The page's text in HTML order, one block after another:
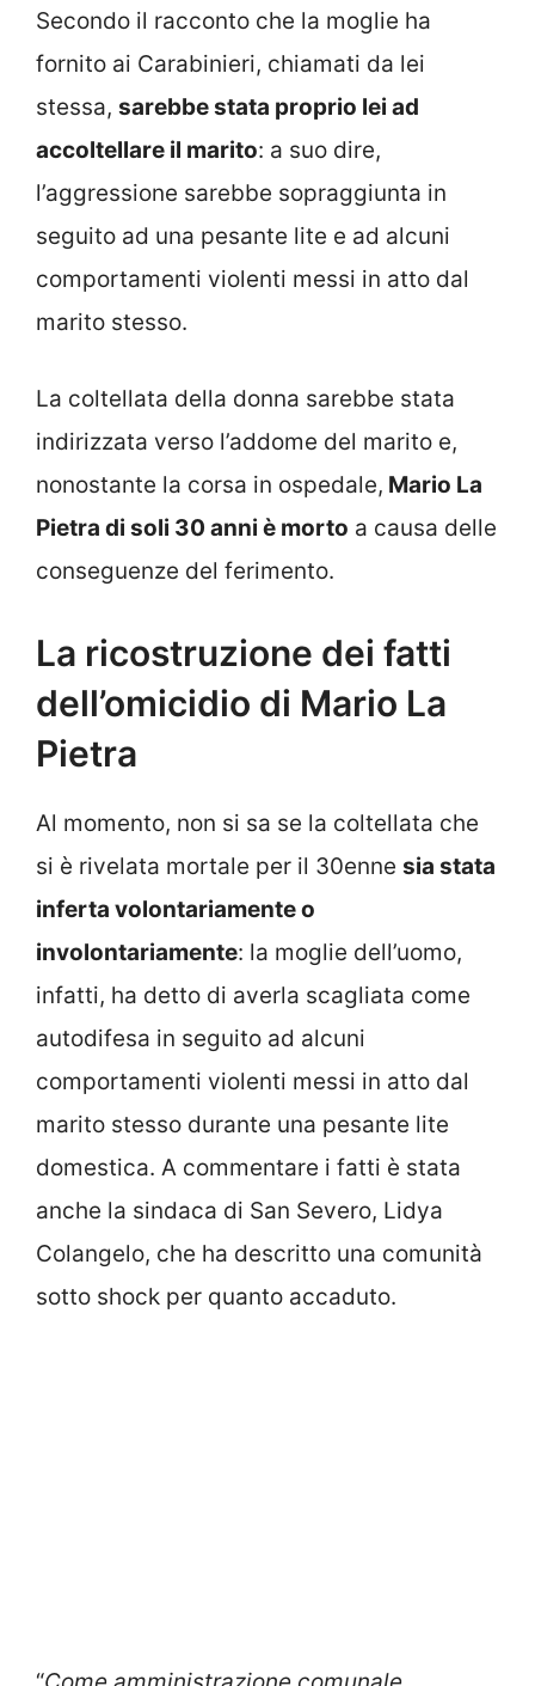
Secondo il racconto che la moglie ha
fornito ai Carabinieri, chiamati da lei
stessa, sarebbe stata proprio lei ad
accoltellare il marito: a suo dire,
l’aggressione sarebbe sopraggiunta in
seguito ad una pesante lite e ad alcuni
comportamenti violenti messi in atto dal
marito stesso.
La coltellata della donna sarebbe stata
indirizzata verso l’addome del marito e,
nonostante la corsa in ospedale, Mario La
Pietra di soli 30 anni è morto a causa delle
conseguenze del ferimento.
La ricostruzione dei fatti
dell’omicidio di Mario La
Pietra
Al momento, non si sa se la coltellata che
si è rivelata mortale per il 30enne sia stata
inferta volontariamente o
involontariamente: la moglie dell’uomo,
infatti, ha detto di averla scagliata come
autodifesa in seguito ad alcuni
comportamenti violenti messi in atto dal
marito stesso durante una pesante lite
domestica. A commentare i fatti è stata
anche la sindaca di San Severo, Lidya
Colangelo, che ha descritto una comunità
sotto shock per quanto accaduto.